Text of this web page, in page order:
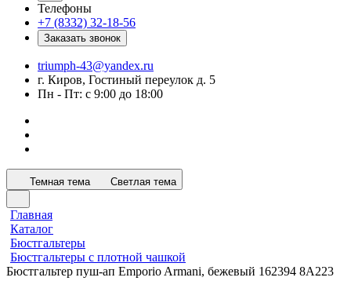
Телефоны
+7 (8332) 32-18-56
Заказать звонок
triumph-43@yandex.ru
г. Киров, Гостиный переулок д. 5
Пн - Пт: с 9:00 до 18:00
Темная тема Светлая тема
Главная
Каталог
Бюстгальтеры
Бюстгальтеры с плотной чашкой
Бюстгальтер пуш-ап Emporio Armani, бежевый 162394 8A223